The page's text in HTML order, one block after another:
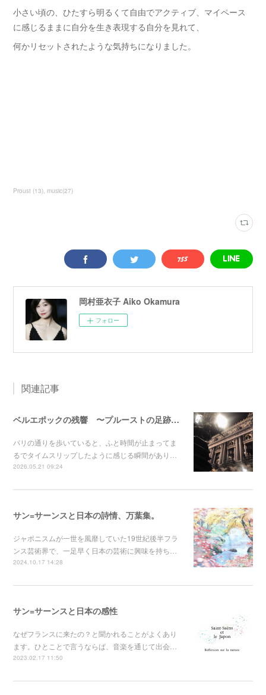
小さい頃の、ひたすら明るくて自由でアクティブ、マイペース
に感じるままに自分を生き表現する自分を見れて、
何かリセットされたような気持ちになりました。
Proust (13) music(27)
岡村亜衣子 Aiko Okamura
フォロー
関連記事
ベルエポックの残響 〜プルーストの足跡を辿って〜
パリの通りを歩いていると、ふと時間が止まってま
るでタイムスリップしたように感じる瞬間があり…
2026.05.21 09:24
サン=サーンスと日本の詩情、万葉集。
ジャポニスムが一世を風靡していた19世紀後半フラ
ンス芸術界で、一足早く日本の芸術に興味を持ち…
2024.10.17 14:28
サン=サーンスと日本の感性
なぜフランスに来たの？と聞かれることがよくあり
ます。ひとことで言うならば、音楽を通じて出会…
2023.02.17 11:50